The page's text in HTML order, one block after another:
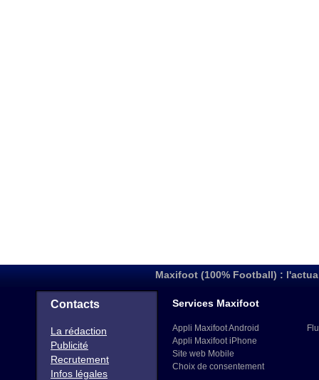
Maxifoot (100% Football) :
Contacts
La rédaction
Publicité
Recrutement
Infos légales
Services Maxifoot
Appli Maxifoot Android
Appli Maxifoot iPhone
Site web Mobile
Choix de consentement